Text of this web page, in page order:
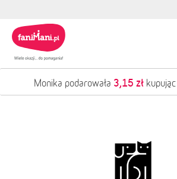
Monika podarowała 3,15 zł